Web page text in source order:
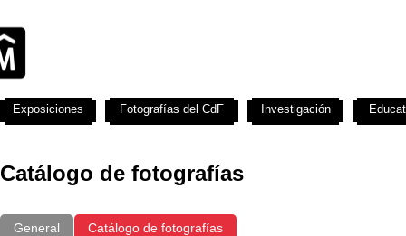
Catálogo de fotografías
General Catálogo de fotografías
Exposiciones Fotografías del CdF Investigación